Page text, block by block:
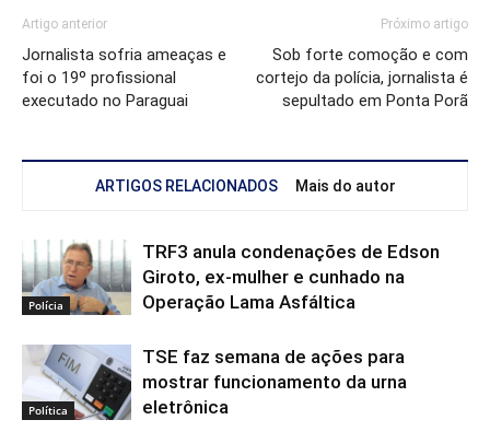
Artigo anterior
Jornalista sofria ameaças e
foi o 19º profissional
executado no Paraguai
Próximo artigo
Sob forte comoção e com
cortejo da polícia, jornalista é
sepultado em Ponta Porã
ARTIGOS RELACIONADOS Mais do autor
Polícia
TRF3 anula condenações de Edson
Giroto, ex-mulher e cunhado na
Operação Lama Asfáltica
Política
TSE faz semana de ações para
mostrar funcionamento da urna
eletrônica